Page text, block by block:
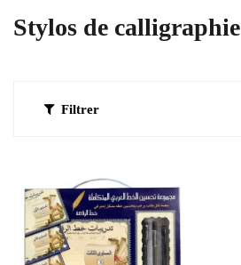
Stylos de calligraphie
Filtrer